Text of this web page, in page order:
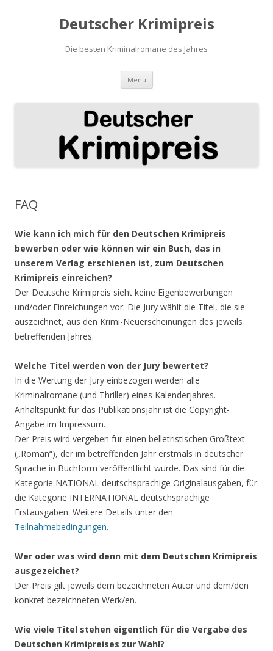
Deutscher Krimipreis
Die besten Kriminalromane des Jahres
Menü Springe
Inhalt
FAQ
Wie kann ich mich für den Deutschen Krimipreis
bewerben oder wie können wir ein Buch, das in
unserem Verlag erschienen ist, zum Deutschen
Krimipreis einreichen?
Der Deutsche Krimipreis sieht keine Eigenbewerbungen
und/oder Einreichungen vor. Die Jury wählt die Titel, die sie
auszeichnet, aus den Krimi-Neuerscheinungen des jeweils
betreffenden Jahres.
Welche Titel werden von der Jury bewertet?
In die Wertung der Jury einbezogen werden alle
Kriminalromane (und Thriller) eines Kalenderjahres.
Anhaltspunkt für das Publikationsjahr ist die Copyright-
Angabe im Impressum.
Der Preis wird vergeben für einen belletristischen Großtext
(„Roman“), der im betreffenden Jahr erstmals in deutscher
Sprache in Buchform veröffentlicht wurde. Das sind für die
Kategorie NATIONAL deutschsprachige Originalausgaben, für
die Kategorie INTERNATIONAL deutschsprachige
Erstausgaben. Weitere Details unter den
Teilnahmebedingungen.
Wer oder was wird denn mit dem Deutschen Krimipreis
ausgezeichet?
Der Preis gilt jeweils dem bezeichneten Autor und dem/den
konkret bezeichneten Werk/en.
Wie viele Titel stehen eigentlich für die Vergabe des
Deutschen Krimipreises zur Wahl?